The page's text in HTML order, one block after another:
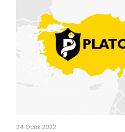
24 Ocak 2022